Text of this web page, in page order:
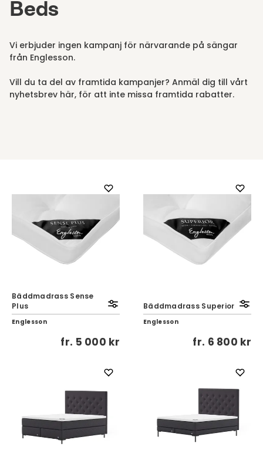
Beds
Vi erbjuder ingen kampanj för närvarande på sängar
från Englesson.
Vill du ta del av framtida kampanjer? Anmäl dig till vårt
nyhetsbrev här, för att inte missa framtida rabatter.
Bäddmadrass Sense
Plus
Englesson
fr. 5 000 kr
Bäddmadrass Superior
Englesson
fr. 6 800 kr